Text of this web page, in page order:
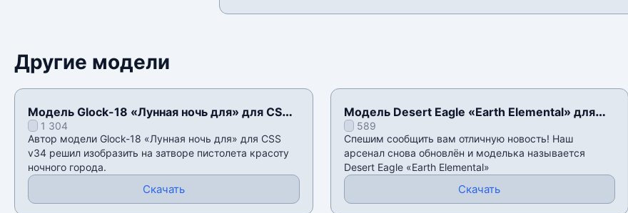
Другие модели
Модель Glock-18 «Лунная ночь для» для CSS
v341 304
Автор модели Glock-18 «Лунная ночь для» для CSS
v34 решил изобразить на затворе пистолета красоту
ночного города.
Скачать
Модель Desert Eagle «Earth Elemental» для
CSS v34
589
Спешим сообщить вам отличную новость! Наш
арсенал снова обновлён и моделька называется
Desert Eagle «Earth Elemental»
Скачать